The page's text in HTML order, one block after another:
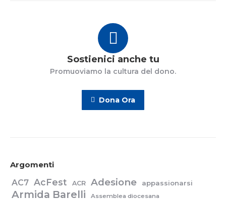
Sostienici anche tu
Promuoviamo la cultura del dono.
Dona Ora
Argomenti
AC7 AcFest ACR Adesione appassionarsi
Armida Barelli Assemblea diocesana